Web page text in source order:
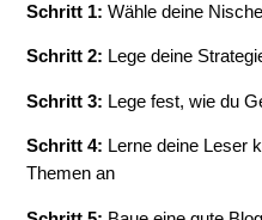
Schritt 1: Wähle deine Nische
Schritt 2: Lege deine
Schritt 3: Lege fest, wie du
Schritt 4: Lerne deine Leser
Themen an